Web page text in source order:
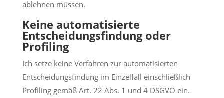
ablehnen müssen.
Keine automatisierte
Entscheidungsfindung oder
Profiling
Ich setze keine Verfahren zur automatisierten
Entscheidungsfindung im Einzelfall einschließlich
Profiling gemäß Art. 22 Abs. 1 und 4 DSGVO ein.